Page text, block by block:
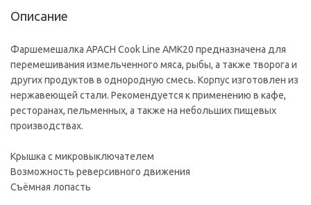
Описание
Фаршемешалка APACH Cook Line AMK20 предназначена для
перемешивания измельченного мяса, рыбы, а также творога и
других продуктов в однородную смесь. Корпус изготовлен из
нержавеющей стали. Рекомендуется к применению в кафе,
ресторанах, пельменных, а также на небольших пищевых
производствах.
Крышка с микровыключателем
Возможность реверсивного движения
Съёмная лопасть